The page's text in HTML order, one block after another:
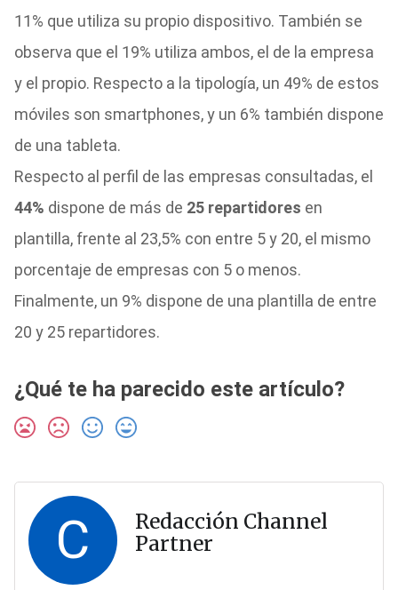
11% que utiliza su propio dispositivo. También se
observa que el 19% utiliza ambos, el de la empresa
y el propio. Respecto a la tipología, un 49% de estos
móviles son smartphones, y un 6% también dispone
de una tableta.
Respecto al perfil de las empresas consultadas, el
44% dispone de más de 25 repartidores en
plantilla, frente al 23,5% con entre 5 y 20, el mismo
porcentaje de empresas con 5 o menos.
Finalmente, un 9% dispone de una plantilla de entre
20 y 25 repartidores.
¿Qué te ha parecido este artículo?
C
Redacción Channel
Partner